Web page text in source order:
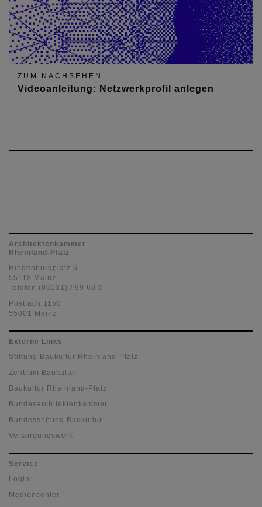
ZUM NACHSEHEN
Videoanleitung: Netzwerkprofil anlegen
Architektenkammer
Rheinland-Pfalz
Hindenburgplatz 6
55118 Mainz
Telefon (06131) / 99 60-0
Postfach 1150
55001 Mainz
Externe Links
Stiftung Baukultur Rheinland-Pfalz
Zentrum Baukultur
Baukultur Rheinland-Pfalz
Bundesarchitektenkammer
Bundesstiftung Baukultur
Versorgungswerk
Service
Login
Mediencenter